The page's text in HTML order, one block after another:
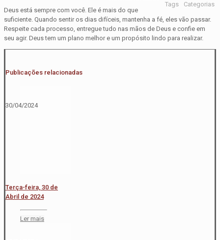
Categorias
Tags
Deus está sempre com você. Ele é mais do que
suficiente. Quando sentir os dias difíceis, mantenha a fé, eles vão passar.
Respeite cada processo, entregue tudo nas mãos de Deus e confie em
seu agir. Deus tem um plano melhor e um propósito lindo para realizar.
Publicações relacionadas
30/04/2024
Terça-feira, 30 de
Abril de 2024
Ler mais